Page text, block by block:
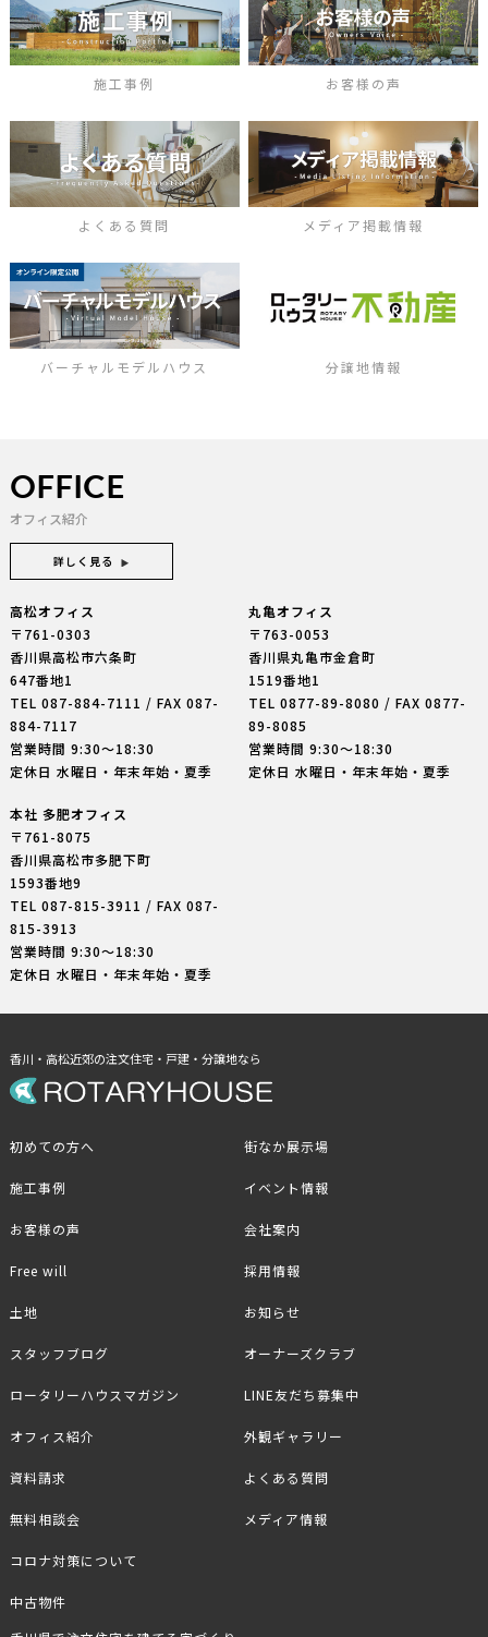
施工事例 お客様の声
よくある質問 メディア掲載情報
バーチャルモデルハウス 分譲地情報
OFFICE
オフィス紹介
詳しく見る
高松オフィス
〒761-0303
香川県高松市六条町
647番地1
TEL 087-884-7111 / FAX 087-
884-7117
営業時間 9:30〜18:30
定休日 水曜日・年末年始・夏季
丸亀オフィス
〒763-0053
香川県丸亀市金倉町
1519番地1
TEL0877-89-8080 / FAX 0877-
89-8085
営業時間 9:30〜18:30
定休日 水曜日・年末年始・夏季
本社 多肥オフィス
〒761-8075
香川県高松市多肥下町
1593番地9
TEL 087-815-3911 / FAX 087-
815-3913
営業時間 9:30〜18:30
定休日 水曜日・年末年始・夏季
香川・高松近郊の注文住宅・戸建・分譲地なら
初めての方へ
施工事例
お客様の声
Free will
土地
街なか展示場
イベント情報
会社案内
採用情報
お知らせ
スタッフブログ
ロータリーハウスマガジン
オフィス紹介
資料請求
無料相談会
オーナーズクラブ
LINE友だち募集中
外観ギャラリー
よくある質問
メディア情報
コロナ対策について
中古物件